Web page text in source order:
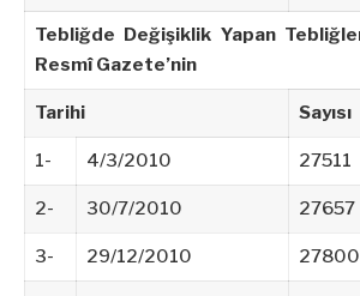
Tebliğde Değişiklik Yapan
Resmî Gazete’nin
Tarihi Sayısı
1- 4/3/2010 27511
2- 30/7/2010 27657
3- 29/12/2010 27800